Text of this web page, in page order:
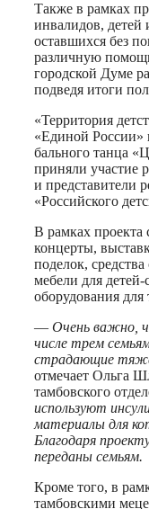
Также в рамках
инвалидов, детей
оставшихся без
различную
городской Думе
подведя итоги
«Территория
«Единой России»
бального танца
приняли участие
и представители
«Российского
В рамках проекта
концерты,
поделок,
мебели для
оборудования
— Очень важно,
числе трем
страдающие
отмечает Ольга
тамбовского
используют
материалы для
Благодаря
переданы семьям.
Кроме того, в
тамбовскими